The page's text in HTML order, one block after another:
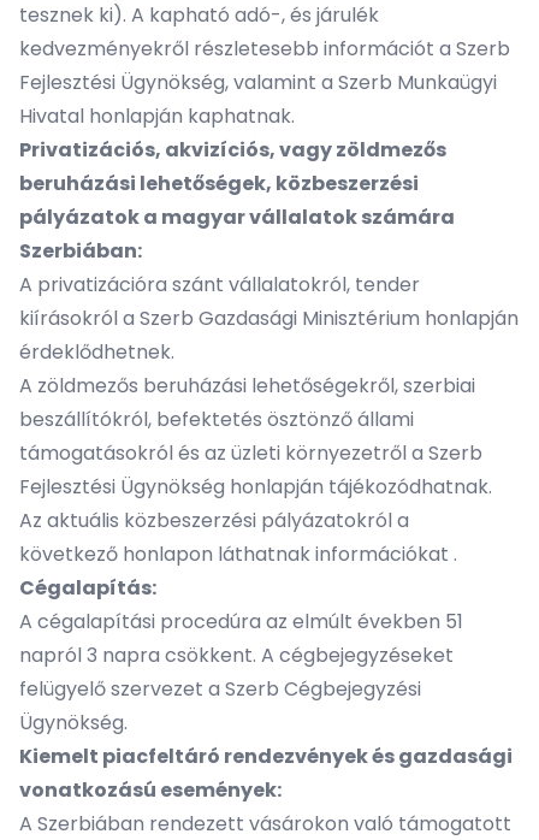
tesznek ki). A kapható adó-, és járulék
kedvezményekről részletesebb információt a Szerb
Fejlesztési Ügynökség, valamint a Szerb Munkaügyi
Hivatal honlapján kaphatnak.
Privatizációs, akvizíciós, vagy zöldmezős
beruházási lehetőségek, közbeszerzési
pályázatok a magyar vállalatok számára
Szerbiában:
A privatizációra szánt vállalatokról, tender
kiírásokról a Szerb Gazdasági Minisztérium honlapján
érdeklődhetnek.
A zöldmezős beruházási lehetőségekről, szerbiai
beszállítókról, befektetés ösztönző állami
támogatásokról és az üzleti környezetről a Szerb
Fejlesztési Ügynökség honlapján tájékozódhatnak.
Az aktuális közbeszerzési pályázatokról a
következő honlapon láthatnak információkat .
Cégalapítás:
A cégalapítási procedúra az elmúlt években 51
napról 3 napra csökkent. A cégbejegyzéseket
felügyelő szervezet a Szerb Cégbejegyzési
Ügynökség.
Kiemelt piacfeltáró rendezvények és gazdasági
vonatkozású események:
A Szerbiában rendezett vásárokon való támogatott